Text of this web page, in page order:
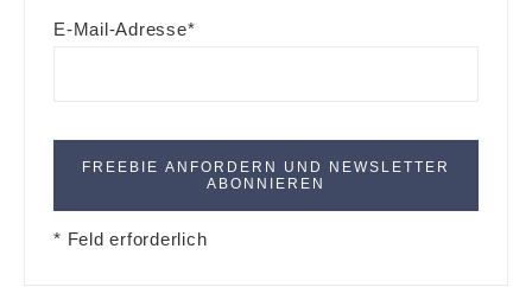
E-Mail-Adresse*
* Feld erforderlich